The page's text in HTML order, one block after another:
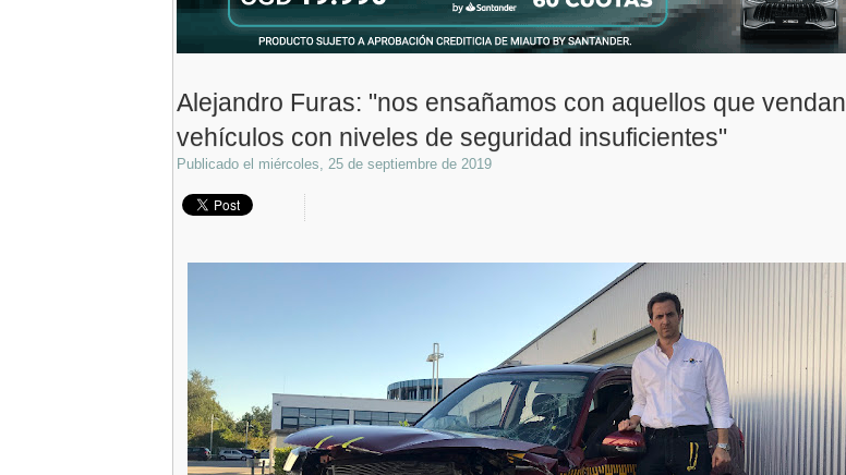
Alejandro Furas: "nos ensañamos con aquellos que vendan
vehículos con niveles de seguridad insuficientes"
Publicado el miércoles, 25 de septiembre de 2019